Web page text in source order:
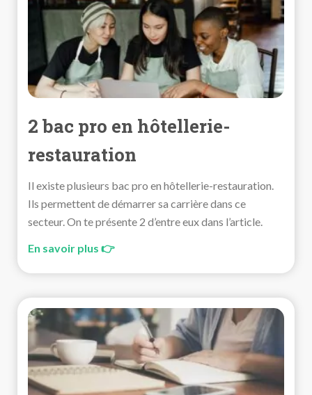
2 bac pro en hôtellerie-
restauration
Il existe plusieurs bac pro en hôtellerie-restauration.
Ils permettent de démarrer sa carrière dans ce
secteur. On te présente 2 d’entre eux dans l’article.
En savoir plus 👉